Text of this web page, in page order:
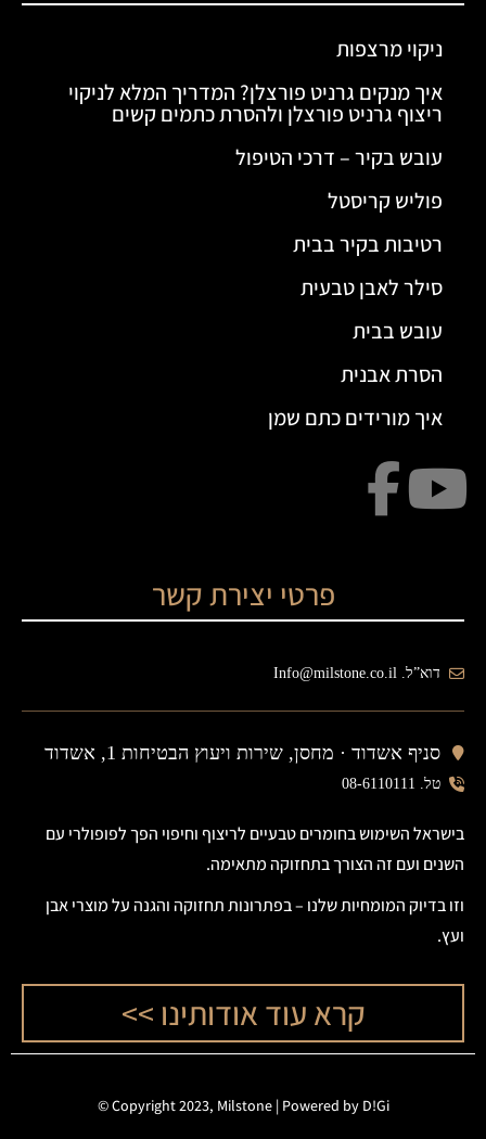
ניקוי מרצפות
איך מנקים גרניט פורצלן? המדריך המלא לניקוי
ריצוף גרניט פורצלן ולהסרת כתמים קשים
עובש בקיר – דרכי הטיפול
פוליש קריסטל
רטיבות בקיר בבית
סילר לאבן טבעית
עובש בבית
הסרת אבנית
איך מורידים כתם שמן
פרטי יצירת קשר
דוא”ל. Info@milstone.co.il
סניף אשדוד · מחסן, שירות ויעוץ הבטיחות 1, אשדוד
טל. 08-6110111
בישראל השימוש בחומרים טבעיים לריצוף וחיפוי הפך לפופולרי עם
השנים ועם זה הצורך בתחזוקה מתאימה.
וזו בדיוק המומחיות שלנו – בפתרונות תחזוקה והגנה על מוצרי אבן
ועץ.
קרא עוד אודותינו >>
Copyright 2023, Milstone | Powered by D!Gi
©